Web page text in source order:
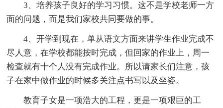
3、培养孩子良好的学习习惯。这不是学校老师一方
面的问题，而是我们家校共同要做的事。
4、开学到现在，单从语文方面来讲学生作业完成不
尽人意，在学校都能按时完成，但回家的作业上，周一
检查就有十个人没有完成作业。所以请家长们注意，孩
子在家中做作业的时候多关注点书写以及坐姿。
教育子女是一项浩大的工程，更是一项艰巨的工